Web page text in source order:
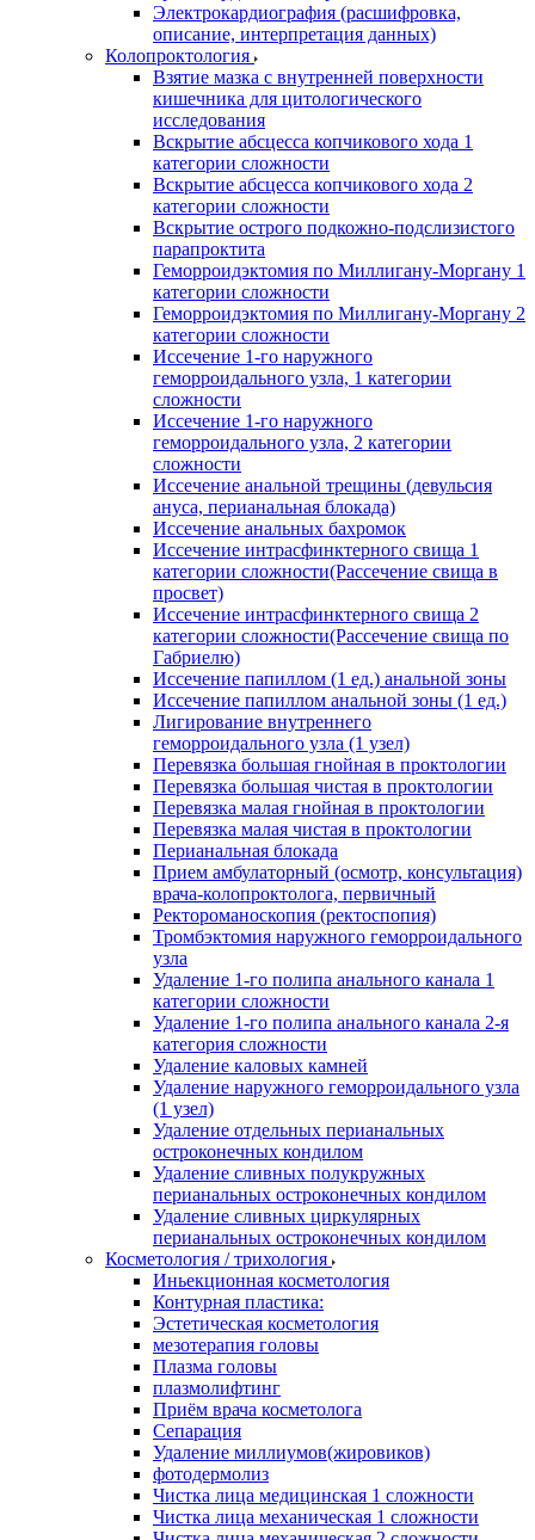
Электрокардиография (расшифровка,
описание, интерпретация данных)
Колопроктология
Взятие мазка с внутренней поверхности
кишечника для цитологического
исследования
Вскрытие абсцесса копчикового хода 1
категории сложности
Вскрытие абсцесса копчикового хода 2
категории сложности
Вскрытие острого подкожно-подслизистого
парапроктита
Геморроидэктомия по Миллигану-Моргану 1
категории сложности
Геморроидэктомия по Миллигану-Моргану 2
категории сложности
Иссечение 1-го наружного
геморроидального узла, 1 категории
сложности
Иссечение 1-го наружного
геморроидального узла, 2 категории
сложности
Иссечение анальной трещины (девульсия
ануса, перианальная блокада)
Иссечение анальных бахромок
Иссечение интрасфинктерного свища 1
категории сложности(Рассечение свища в
просвет)
Иссечение интрасфинктерного свища 2
категории сложности(Рассечение свища по
Габриелю)
Иссечение папиллом (1 ед.) анальной зоны
Иссечение папиллом анальной зоны (1 ед.)
Лигирование внутреннего
геморроидального узла (1 узел)
Перевязка большая гнойная в проктологии
Перевязка большая чистая в проктологии
Перевязка малая гнойная в проктологии
Перевязка малая чистая в проктологии
Перианальная блокада
Прием амбулаторный (осмотр, консультация)
врача-колопроктолога, первичный
Ректороманоскопия (ректоспопия)
Тромбэктомия наружного геморроидального
узла
Удаление 1-го полипа анального канала 1
категории сложности
Удаление 1-го полипа анального канала 2-я
категория сложности
Удаление каловых камней
Удаление наружного геморроидального узла
(1 узел)
Удаление отдельных перианальных
остроконечных кондилом
Удаление сливных полукружных
перианальных остроконечных кондилом
Удаление сливных циркулярных
перианальных остроконечных кондилом
Косметология / трихология
Иньекционная косметология
Контурная пластика:
Эстетическая косметология
мезотерапия головы
Плазма головы
плазмолифтинг
Приём врача косметолога
Сепарация
Удаление миллиумов(жировиков)
фотодермолиз
Чистка лица медицинская 1 сложности
Чистка лица механическая 1 сложности